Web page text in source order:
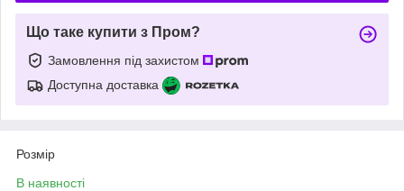
Що таке купити з Пром?
Замовлення під захистом
Доступна доставка
Розмір
В наявності